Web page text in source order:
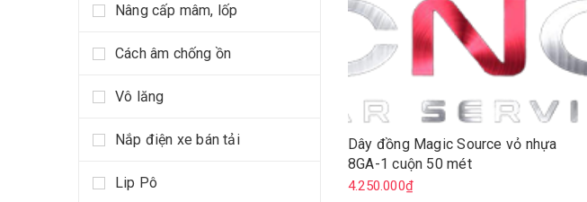
Nâng cấp mâm, lốp
Cách âm chống ồn
Vô lăng
Nắp điện xe bán tải
Lip Pô
Dây đồng Magic Source vỏ nhựa
8GA-1 cuộn 50 mét
4.250.000₫